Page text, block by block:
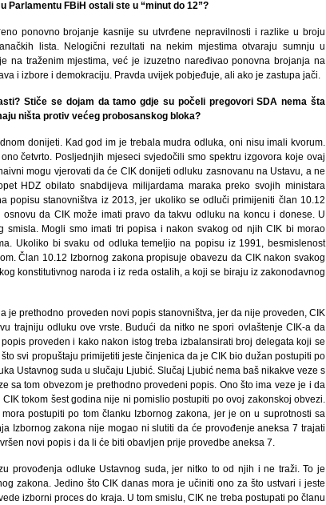
Parlamentu FBiH ostali ste u “minut do 12”?
ponovno brojanje kasnije su utvrđene nepravilnosti i razlike u broju
lista. Nelogični rezultati na nekim mjestima otvaraju sumnju u
na traženim mjestima, već je izuzetno naređivao ponovna brojanja na
i izbore i demokraciju. Pravda uvijek pobjeđuje, ali ako je zastupa jači.
Stiče se dojam da tamo gdje su počeli pregovori SDA nema šta
ništa protiv većeg probosanskog bloka?
donijeti. Kad god im je trebala mudra odluka, oni nisu imali kvorum.
četvrto. Posljednjih mjeseci svjedočili smo spektru izgovora koje ovaj
mogu vjerovati da će CIK donijeti odluku zasnovanu na Ustavu, a ne
HDZ obilato snabdijeva milijardama maraka preko svojih ministara
popisu stanovništva iz 2013, jer ukoliko se odluči primijeniti član 10.12
da CIK može imati pravo da takvu odluku na koncu i donese. U
smisla. Mogli smo imati tri popisa i nakon svakog od njih CIK bi morao
Ukoliko bi svaku od odluka temeljio na popisu iz 1991, besmislenost
Član 10.12 Izbornog zakona propisuje obavezu da CIK nakon svakog
konstitutivnog naroda i iz reda ostalih, a koji se biraju iz zakonodavnog
je prethodno proveden novi popis stanovništva, jer da nije proveden, CIK
trajniju odluku ove vrste. Budući da nitko ne spori ovlaštenje CIK-a da
proveden i kako nakon istog treba izbalansirati broj delegata koji se
svi propuštaju primijetiti jeste činjenica da je CIK bio dužan postupiti po
Ustavnog suda u slučaju Ljubić. Slučaj Ljubić nema baš nikakve veze s
sa tom obvezom je prethodno provedeni popis. Ono što ima veze je i da
tokom šest godina nije ni pomislio postupiti po ovoj zakonskoj obvezi.
postupiti po tom članku Izbornog zakona, jer je on u suprotnosti sa
Izbornog zakona nije mogao ni slutiti da će provođenje aneksa 7 trajati
novi popis i da li će biti obavljen prije provedbe aneksa 7.
provođenja odluke Ustavnog suda, jer nitko to od njih i ne traži. To je
zakona. Jedino što CIK danas mora je učiniti ono za što ustvari i jeste
izborni proces do kraja. U tom smislu, CIK ne treba postupati po članu